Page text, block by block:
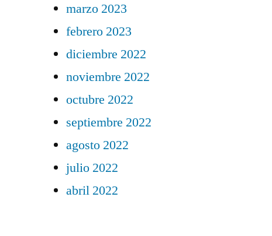
marzo 2023
febrero 2023
diciembre 2022
noviembre 2022
octubre 2022
septiembre 2022
agosto 2022
julio 2022
abril 2022